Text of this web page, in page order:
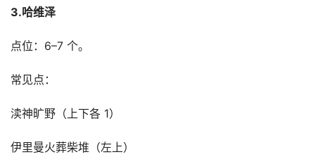
3.哈维泽
点位：6–7 个。
常见点：
渎神旷野（上下各 1）
伊里曼火葬柴堆（左上）